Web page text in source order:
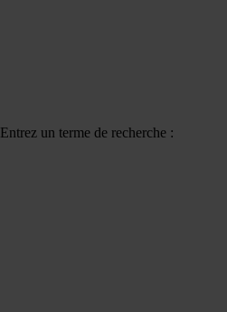
Entrez un terme de recherche :